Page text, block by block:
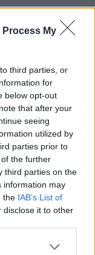
Process My
third parties, or
for
below opt-out
that after your
seeing
utilized by
parties prior to
the further
third parties on the
information may
the IAB’s List of
disclose it to other